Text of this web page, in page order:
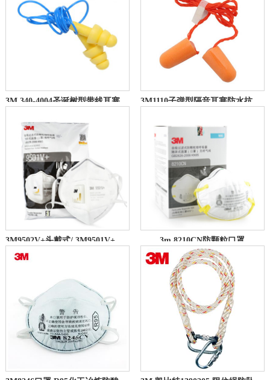
3M 340-4004圣诞树型带线耳塞 水洗耳塞 隔音耳塞 防噪音 3M1110子弹型隔音耳塞防水抗噪音睡眠用耳塞（带线）
3M9502V+头戴式/ 3M9501V+耳带式防护口罩（针织带） 3m 8210CN防颗粒口罩